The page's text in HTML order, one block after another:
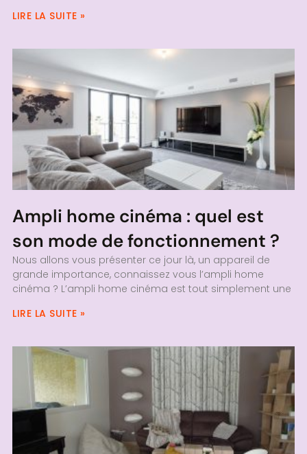
LIRE LA SUITE »
Ampli home cinéma : quel est
son mode de fonctionnement ?
Nous allons vous présenter ce jour là, un appareil de
grande importance, connaissez vous l’ampli home
cinéma ? L’ampli home cinéma est tout simplement une
LIRE LA SUITE »